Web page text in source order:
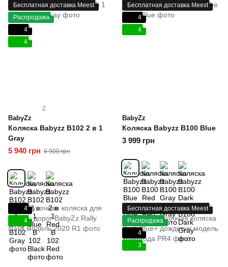
Бесплатная доставка Meest
Распродажа
4
4
2
BabyZz
Коляска Babyzz B102 2 в 1
Gray
5 940 грн 6 900 грн
Бесплатная доставка Meest
4
4
BabyZz
Коляска Babyzz B100 Blue
3 999 грн
4
4
Бесплатная доставка Meest
Распродажа
4
3